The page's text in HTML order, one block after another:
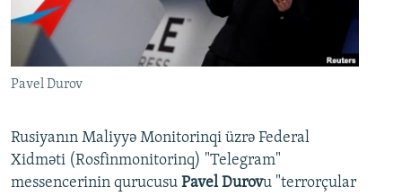
Pavel Durov
Rusiyanın Maliyyə Monitorinqi üzrə Federal
Xidməti (Rosfinmonitorinq) "Telegram"
messencerinin qurucusu Pavel Durovu "terrorçular